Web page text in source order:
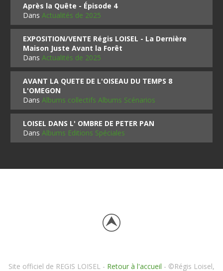
Après la Quête - Épisode 4
DansActualités de 2025
EXPOSITION/VENTE Régis LOISEL - La Dernière
Maison Juste Avant la Forêt
DansActualités de 2025
AVANT LA QUETE DE L'OISEAU DU TEMPS 8
L'OMEGON
DansAlbums collectifs Albums Scénarios
LOISEL DANS L' OMBRE DE PETER PAN
DansAlbums Editions Spéciales
Site officiel de REGIS LOISEL - Retour à l'accueil - ©Régis Loisel,